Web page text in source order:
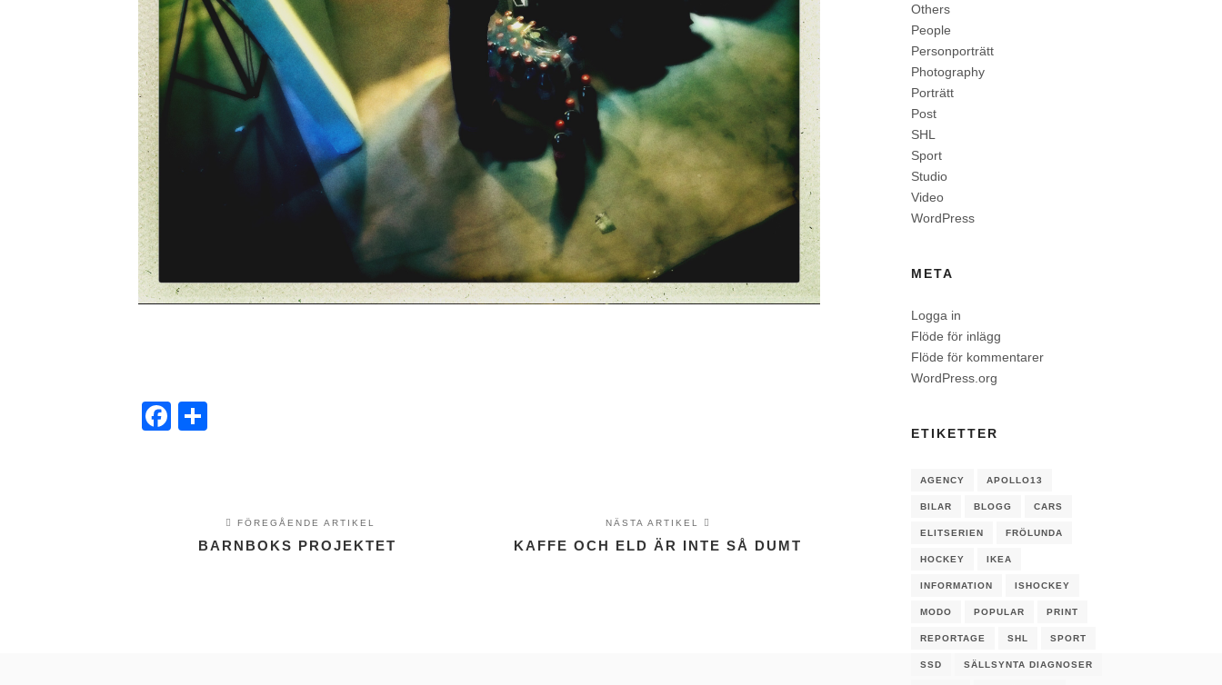
Facebook
FÖREGÅENDE ARTIKEL
BARNBOKS PROJEKTET
NÄSTA ARTIKEL
KAFFE OCH ELD ÄR INTE SÅ DUMT
Others
People
Personporträtt
Photography
Porträtt
Post
SHL
Sport
Studio
Video
WordPress
META
Logga in
Flöde för inlägg
Flöde för kommentarer
WordPress.org
ETIKETTER
AGENCY APOLLO13
BILAR BLOGG CARS
ELITSERIEN FRÖLUNDA
HOCKEY IKEA
INFORMATION ISHOCKEY
MODO POPULAR PRINT
REPORTAGE SHL SPORT
SSD SÄLLSYNTA DIAGNOSER